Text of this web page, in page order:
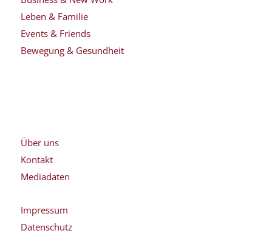
Leben & Familie
Events & Friends
Bewegung & Gesundheit
Über uns
Kontakt
Mediadaten
Impressum
Datenschutz